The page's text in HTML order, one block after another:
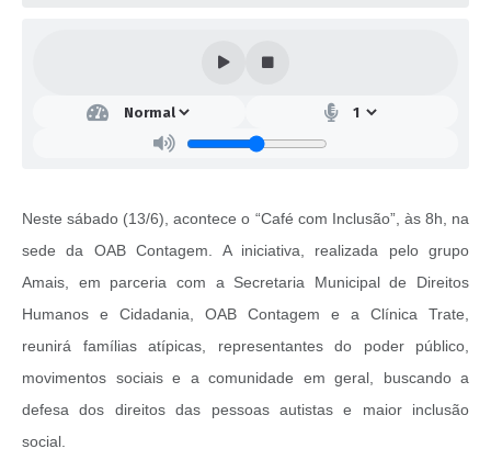
Neste sábado (13/6), acontece o “Café com Inclusão”, às 8h, na
sede da OAB Contagem. A iniciativa, realizada pelo grupo
Amais, em parceria com a Secretaria Municipal de Direitos
Humanos e Cidadania,
OAB Contagem e a Clínica Trate,
reunirá famílias atípicas, representantes do poder público,
movimentos sociais e a comunidade em geral, buscando a
defesa dos direitos das pessoas autistas e maior inclusão
social.